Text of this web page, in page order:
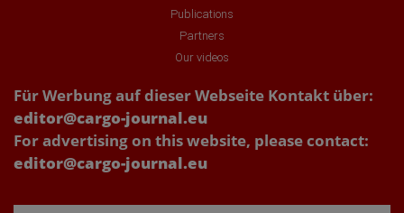
Publications
Partners
Our videos
Für Werbung auf dieser Webseite Kontakt über:
editor@cargo-journal.eu
For advertising on this website, please contact:
editor@cargo-journal.eu